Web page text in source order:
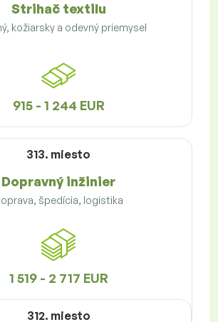
Strihač textilu
kožiarsky a odevný priemysel
915 - 1 244 EUR
313. miesto
Dopravný inžinier
špedícia, logistika
1 519 - 2 717 EUR
312. miesto